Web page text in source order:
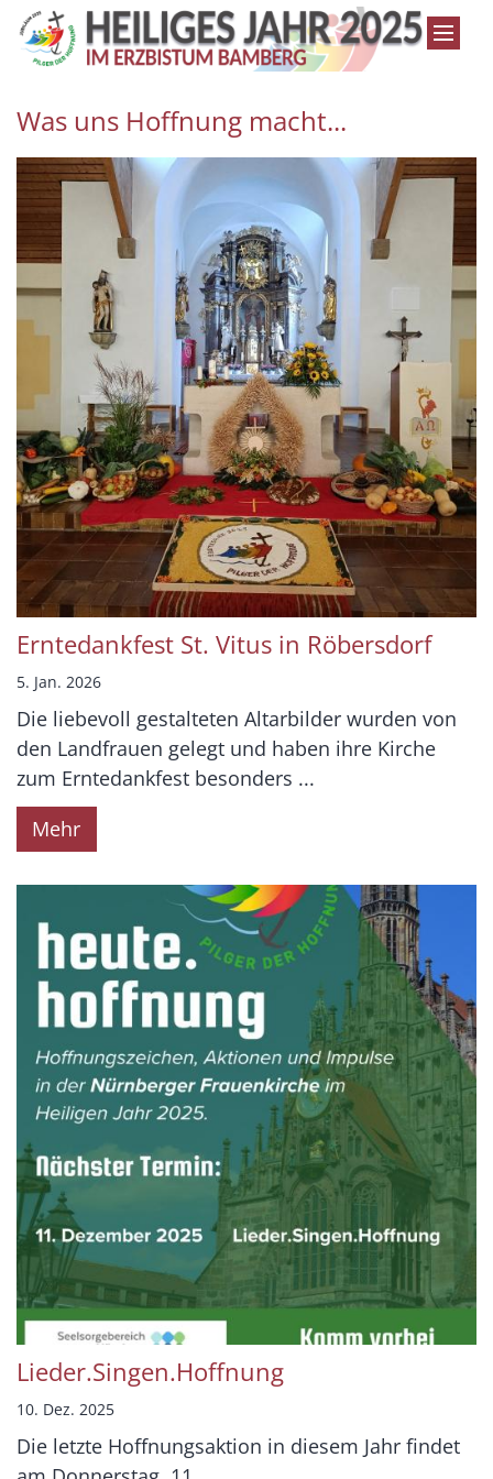
Zum Inhalt springen
Was uns Hoffnung macht...
Erntedankfest St. Vitus in Röbersdorf
5. Jan. 2026
Die liebevoll gestalteten Altarbilder wurden von
den Landfrauen gelegt und haben ihre Kirche
zum Erntedankfest besonders ...
Mehr
Lieder.Singen.Hoffnung
10. Dez. 2025
Die letzte Hoffnungsaktion in diesem Jahr findet